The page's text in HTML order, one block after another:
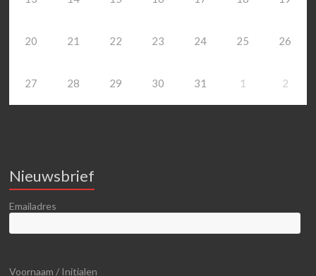
20 21 22 23 24 25 26
27 28 29 30 31 1 2
Nieuwsbrief
Emailadres
Voornaam / Initialen